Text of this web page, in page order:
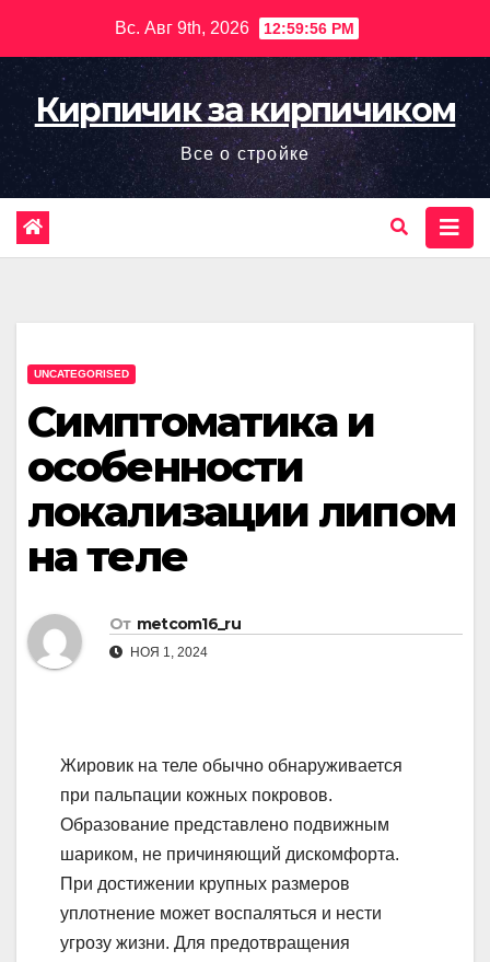
содержимому
Вс. Авг 9th, 2026 12:59:57 PM
Кирпичик за кирпичиком
Все о стройке
UNCATEGORISED
Симптоматика и
особенности
локализации липом
на теле
От metcom16_ru
НОЯ 1, 2024
Жировик на теле обычно обнаруживается
при пальпации кожных покровов.
Образование представлено подвижным
шариком, не причиняющий дискомфорта.
При достижении крупных размеров
уплотнение может воспаляться и нести
угрозу жизни. Для предотвращения